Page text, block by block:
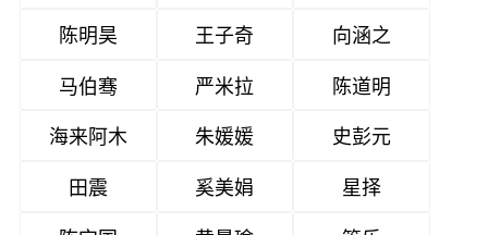
陈明昊
王子奇
向涵之
马伯骞
严米拉
陈道明
海来阿木
朱媛媛
史彭元
田震
奚美娟
星择